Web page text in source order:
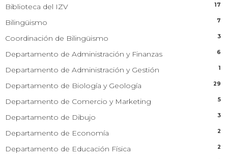
Biblioteca del IZV 17
Bilingüismo 7
Coordinación de Bilingüismo 3
Departamento de Administración y Finanzas 6
Departamento de Administración y Gestión 1
Departamento de Biología y Geología 29
Departamento de Comercio y Marketing 5
Departamento de Dibujo 3
Departamento de Economía 2
Departamento de Educación Física 2